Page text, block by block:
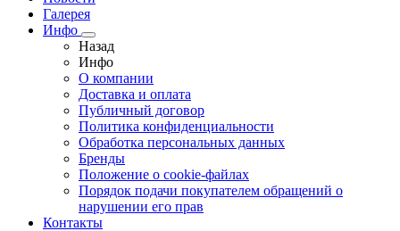
Галерея
Инфо
Назад
Инфо
О компании
Доставка и оплата
Публичный договор
Политика конфиденциальности
Обработка персональных данных
Бренды
Положение о cookie-файлах
Порядок подачи покупателем обращений о
нарушении его прав
Контакты